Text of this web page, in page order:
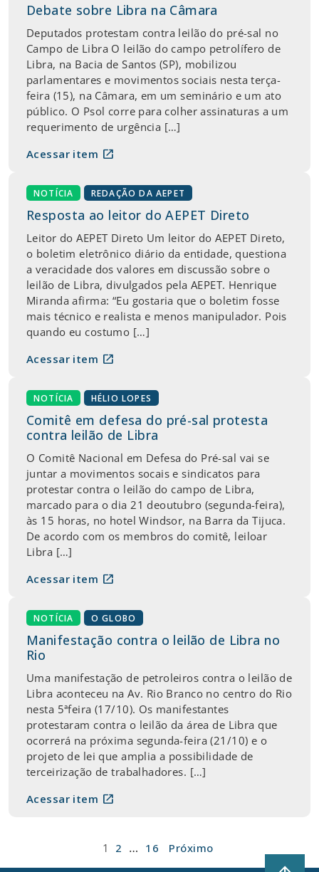
Debate sobre Libra na Câmara
Deputados protestam contra leilão do pré-sal no
Campo de Libra O leilão do campo petrolífero de
Libra, na Bacia de Santos (SP), mobilizou
parlamentares e movimentos sociais nesta terça-
feira (15), na Câmara, em um seminário e um ato
público. O Psol corre para colher assinaturas a um
requerimento de urgência […]
Acessar item open_in_new
NOTÍCIA REDAÇÃO DA AEPET
Resposta ao leitor do AEPET Direto
Leitor do AEPET Direto Um leitor do AEPET Direto,
o boletim eletrônico diário da entidade, questiona
a veracidade dos valores em discussão sobre o
leilão de Libra, divulgados pela AEPET. Henrique
Miranda afirma: “Eu gostaria que o boletim fosse
mais técnico e realista e menos manipulador. Pois
quando eu costumo […]
Acessar item open_in_new
NOTÍCIA HÉLIO LOPES
Comitê em defesa do pré-sal protesta
contra leilão de Libra
O Comitê Nacional em Defesa do Pré-sal vai se
juntar a movimentos socais e sindicatos para
protestar contra o leilão do campo de Libra,
marcado para o dia 21 deoutubro (segunda-feira),
às 15 horas, no hotel Windsor, na Barra da Tijuca.
De acordo com os membros do comitê, leiloar
Libra […]
Acessar item open_in_new
NOTÍCIA O GLOBO
Manifestação contra o leilão de Libra no
Rio
Uma manifestação de petroleiros contra o leilão de
Libra aconteceu na Av. Rio Branco no centro do Rio
nesta 5ªfeira (17/10). Os manifestantes
protestaram contra o leilão da área de Libra que
ocorrerá na próxima segunda-feira (21/10) e o
projeto de lei que amplia a possibilidade de
terceirização de trabalhadores. […]
Acessar item open_in_new
Paginação
1 2 … 16 Próximo